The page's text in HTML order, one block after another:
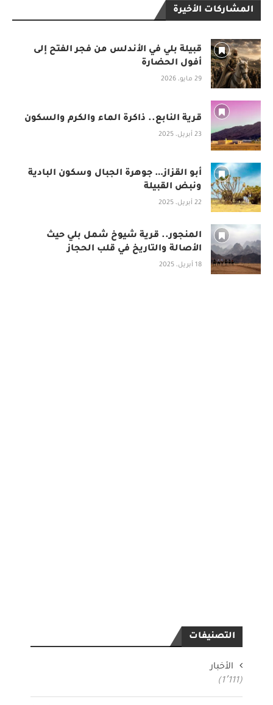
المشاركات الأخيرة
قبيلة بلي في الأندلس من فجر الفتح إلى
أفول الحضارة
29 مايو، 2026
قرية النابع.. ذاكرة الماء والكرم والسكون
23 أبريل، 2025
أبو القزاز… جوهرة الجبال وسكون البادية
ونبض القبيلة
22 أبريل، 2025
المنجور.. قرية شيوخ شمل بلي حيث
الأصالة والتاريخ في قلب الحجاز
18 أبريل، 2025
التصنيفات
الأخبار
(1٬111)